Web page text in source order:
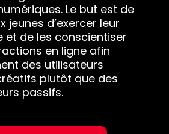
Le but est de
jeunes d’exercer leur
et de les conscientiser
en ligne afin
des utilisateurs
plutôt que des
passifs.